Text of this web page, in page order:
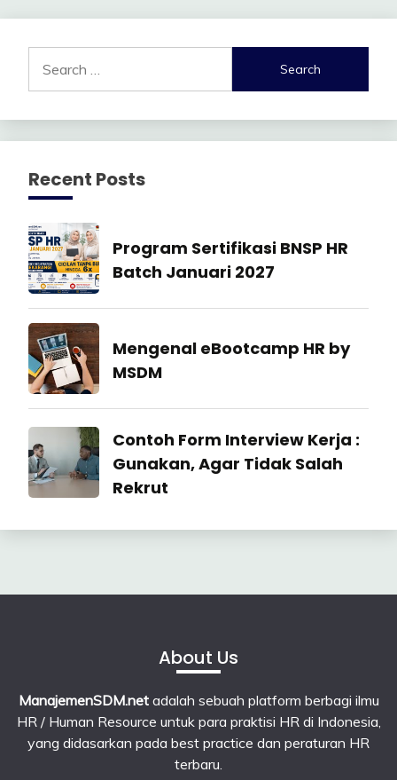
for:
Recent Posts
Manajemen
SDM
Program Sertifikasi BNSP HR
Batch Januari 2027
27
2026
Industrial
Relation
Mengenal eBootcamp HR by
MSDM
22
July
2026
Industrial
Relation
Contoh Form Interview Kerja :
Gunakan, Agar Tidak Salah
Rekrut
23
About Us
ManajemenSDM.netadalah sebuah platform berbagi ilmu
HR / Human Resource untuk para praktisi HR di Indonesia,
yang didasarkan pada best practice dan peraturan HR
terbaru.